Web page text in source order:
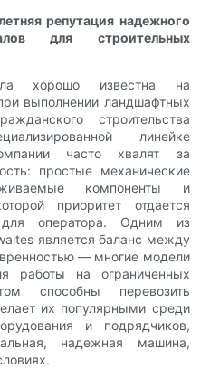
репутация надежного
для строительных
хорошо известна на
выполнении ландшафтных
строительства
линейке
часто хвалят за
простые механические
компоненты и
приоритет отдается
оператора. Одним из
является баланс между
— многие модели
работы на ограниченных
способны перевозить
их популярными среди
и подрядчиков,
надежная машина,